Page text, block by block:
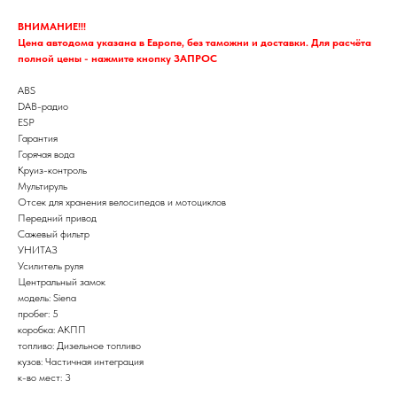
ВНИМАНИЕ!!!
Цена автодома указана в Европе, без таможни и доставки. Для расчёта
полной цены - нажмите кнопку ЗАПРОС
ABS
DAB-радио
ESP
Гарантия
Горячая вода
Круиз-контроль
Мультируль
Отсек для хранения велосипедов и мотоциклов
Передний привод
Сажевый фильтр
УНИТАЗ
Усилитель руля
Центральный замок
модель: Siena
пробег: 5
коробка: АКПП
топливо: Дизельное топливо
кузов: Частичная интеграция
к-во мест: 3